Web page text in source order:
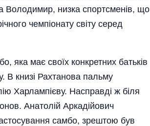
Володимир, низка спортсменів, що
чемпіонату світу серед
яка має своїх конкретних батьків
В книзі Рахтанова пальму
Харлампієву. Насправді ж біля
Анатолій Аркадійович
самбо, зрештою був